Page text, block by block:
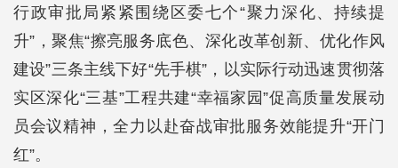
行政审批局紧紧围绕区委七个“聚力深化、持续提
升”，聚焦“擦亮服务底色、深化改革创新、优化作风
建设”三条主线下好“先手棋”，以实际行动迅速贯彻落
实区深化“三基”工程共建“幸福家园”促高质量发展动
员会议精神，全力以赴奋战审批服务效能提升“开门
红”。